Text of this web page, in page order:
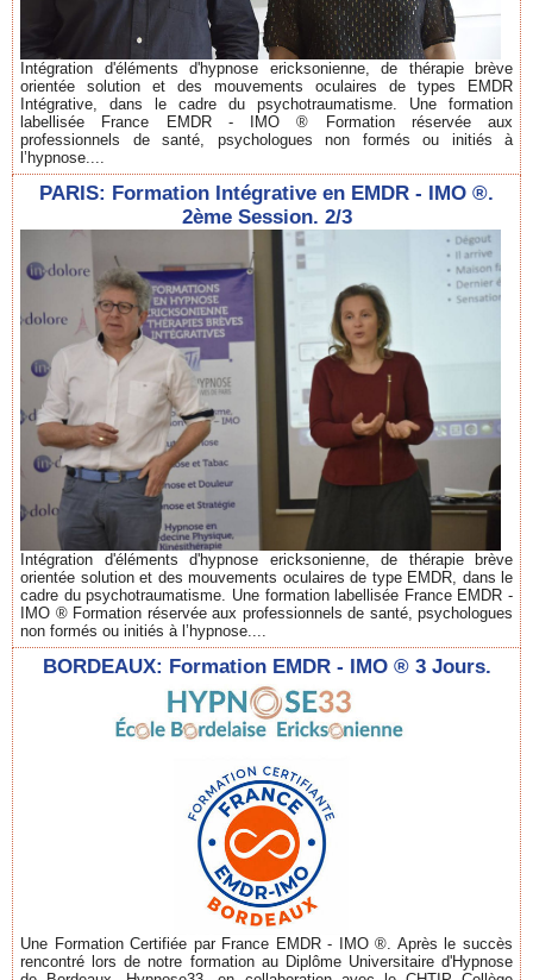
Intégration d'éléments d'hypnose ericksonienne, de thérapie brève
orientée solution et des mouvements oculaires de types EMDR
Intégrative, dans le cadre du psychotraumatisme. Une formation
labellisée France EMDR - IMO ® Formation réservée aux
professionnels de santé, psychologues non formés ou initiés à
l’hypnose....
PARIS: Formation Intégrative en EMDR - IMO ®.
2ème Session. 2/3
Intégration d'éléments d'hypnose ericksonienne, de thérapie brève
orientée solution et des mouvements oculaires de type EMDR, dans le
cadre du psychotraumatisme. Une formation labellisée France EMDR -
IMO ® Formation réservée aux professionnels de santé, psychologues
non formés ou initiés à l’hypnose....
BORDEAUX: Formation EMDR - IMO ® 3 Jours.
Une Formation Certifiée par France EMDR - IMO ®. Après le succès
rencontré lors de notre formation au Diplôme Universitaire d'Hypnose